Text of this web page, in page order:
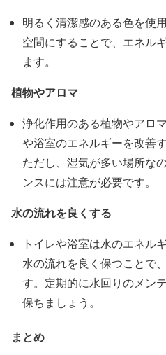
明るく清潔感のある色を使
空間にすることで、エネル
ます。
植物やアロマ
浄化作用のある植物やアロ
や浴室のエネルギーを改善
ただし、湿気が多い場所な
ンスには注意が必要です。
水の流れを良くする
トイレや浴室は水のエネル
水の流れを良く保つことで
す。定期的に水回りのメン
保ちましょう。
まとめ